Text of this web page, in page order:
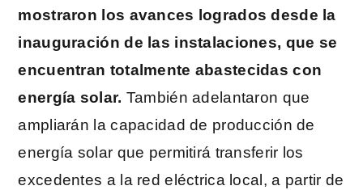
mostraron los avances logrados desde la
inauguración de las instalaciones, que se
encuentran totalmente abastecidas con
energía solar. También adelantaron que
ampliarán la capacidad de producción de
energía solar que permitirá transferir los
excedentes a la red eléctrica local, a partir de